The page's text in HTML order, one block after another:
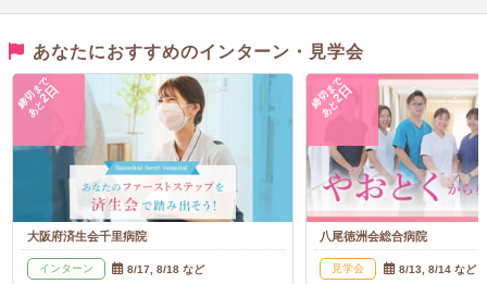
あなたにおすすめのインターン・見学会
締切まで
あと
2日
大阪府済生会千里病院
インターン 8/17, 8/18 など
締切まで
あと
2日
八尾徳洲会総合病院
見学会 8/13, 8/14 など